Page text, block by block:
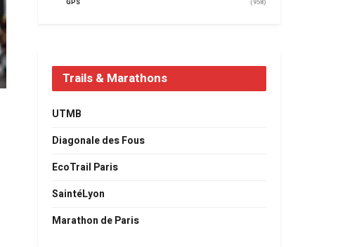
GPS
(958)
Trails & Marathons
UTMB
Diagonale des Fous
EcoTrail Paris
SaintéLyon
Marathon de Paris